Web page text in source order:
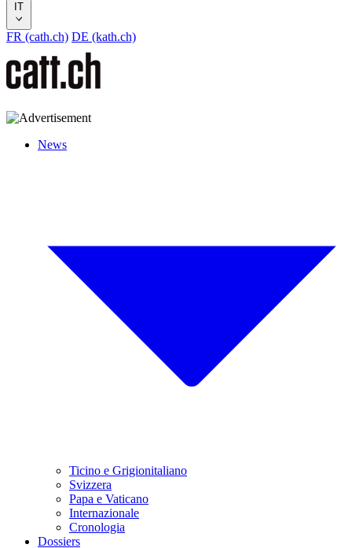
IT
FR (cath.ch) DE (kath.ch)
News
Ticino e Grigionitaliano
Svizzera
Papa e Vaticano
Internazionale
Cronologia
Dossiers